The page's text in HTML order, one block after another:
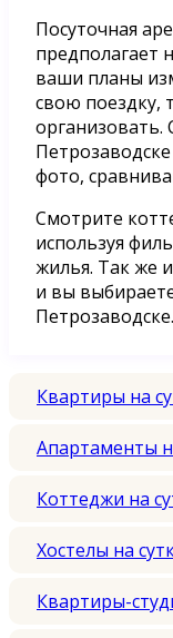
Посуточная
предполагает
ваши планы
свою поездку,
фото,
Смотрите
используя
жилья. Так же
и вы
Петрозаводске.
Квартиры на
Апартаменты
Коттеджи на
Хостелы на
Квартиры-